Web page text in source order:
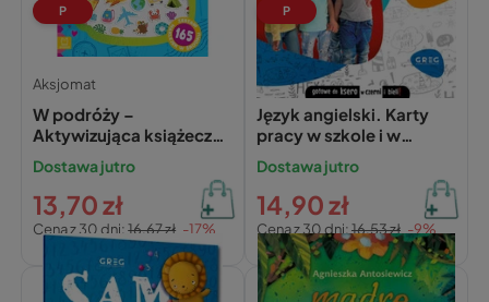
P
Aksjomat
W podróży –
Aktywizująca książeczka
z naklejkami 3D –
Agnieszka Bator
Dostawa jutro
13,70 zł
Cena z 30 dni:16,67 zł -17%
P
Praca zbiorowa,
Język angielski. Karty
pracy w szkole i w
domu. Klasa 1
Dostawa jutro
14,90 zł
Cena z 30 dni:16,53 zł -9%